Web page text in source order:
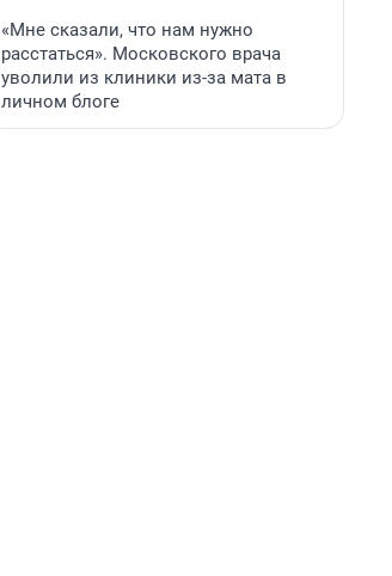
«Мне сказали, что нам нужно
расстаться». Московского врача
уволили из клиники из-за мата в
личном блоге